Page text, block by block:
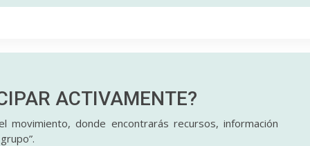
ACTIVAMENTE?
donde encontrarás recursos, información